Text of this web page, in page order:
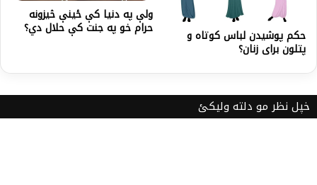
حکم پوشيدن لباس كوتاه و
پتلون براى زنان؟
ولې په دنیا کې ځینې څیزونه
حرام خو په جنت کې حلال دي؟
خپل نظر مو دلته ولیکئ